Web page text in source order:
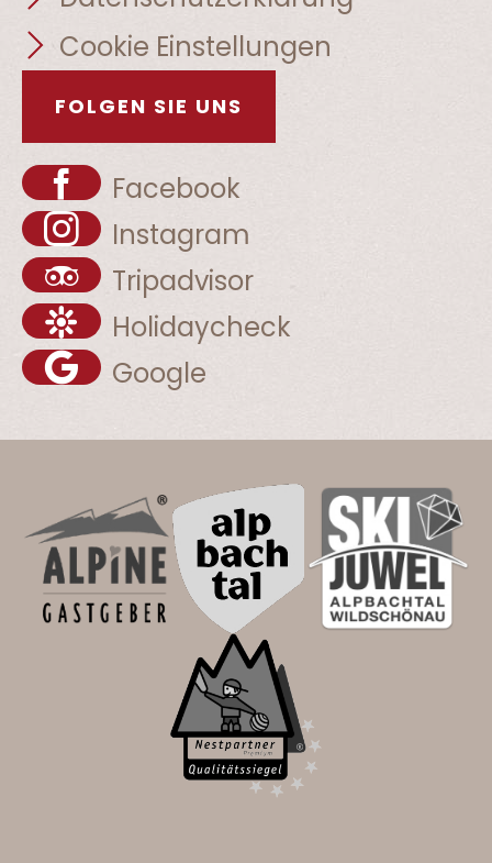
Cookie Einstellungen
FOLGEN SIE UNS
Facebook
Instagram
Tripadvisor
Holidaycheck
Google